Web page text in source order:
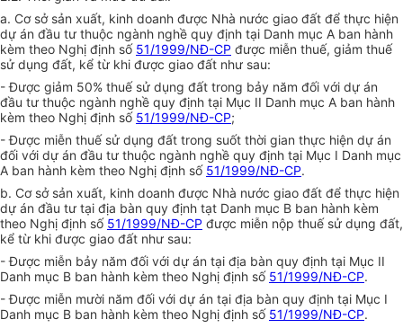
a. Cơ sở sản xuất, kinh doanh được Nhà nước giao đất để thực hiện
dự án đầu tư thuộc ngành nghề quy định tại Danh mục A ban hành
kèm theo Nghị định số 51/1999/NĐ-CP được miễn thuế, giảm thuế
sử dụng đất, kể từ khi được giao đất như sau:
- Được giảm 50% thuế sử dụng đất trong bảy năm đối với dự án
đầu tư thuộc ngành nghề quy định tại Mục II Danh mục A ban hành
kèm theo Nghị định số 51/1999/NĐ-CP;
- Được miễn thuế sử dụng đất trong suốt thời gian thực hiện dự án
đối với dự án đầu tư thuộc ngành nghề quy định tại Mục I Danh mục
A ban hành kèm theo Nghị định số 51/1999/NĐ-CP.
b. Cơ sở sản xuất, kinh doanh được Nhà nước giao đất để thực hiện
dự án đầu tư tại địa bàn quy định tạt Danh mục B ban hành kèm
theo Nghị định số 51/1999/NĐ-CP được miễn nộp thuế sử dụng đất,
kể từ khi được giao đất như sau:
- Được miễn bảy năm đối với dự án tại địa bàn quy định tại Mục II
Danh mục B ban hành kèm theo Nghị định số 51/1999/NĐ-CP.
- Được miễn mười năm đối với dự án tại địa bàn quy định tại Mục I
Danh mục B ban hành kèm theo Nghị định số 51/1999/NĐ-CP.